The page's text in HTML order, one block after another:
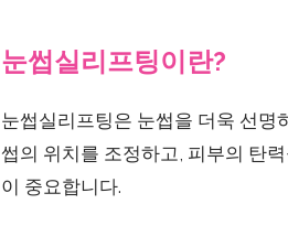
눈썹실리프팅이란?
눈썹실리프팅은 눈썹을 더욱 선명
썹의 위치를 조정하고, 피부의 탄
이 중요합니다.